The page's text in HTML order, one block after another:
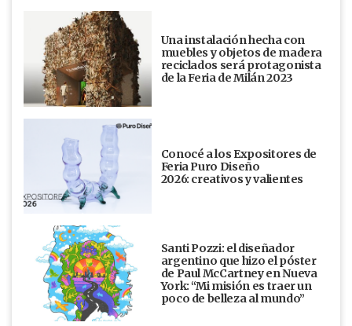
Una instalación hecha con
muebles y objetos de madera
reciclados será protagonista
de la Feria de Milán 2023
Conocé a los Expositores de
Feria Puro Diseño
2026: creativos y valientes
Santi Pozzi: el diseñador
argentino que hizo el póster
de Paul McCartney en Nueva
York: “Mi misión es traer un
poco de belleza al mundo”